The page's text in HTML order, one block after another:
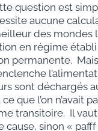
question est
aucune
des mondes
en régime
permanente.
sont déchargés
que l’on n’avait
transitoire. Il
cause, sinon «